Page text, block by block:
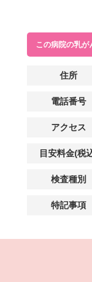
この病院の乳が
住所
電話番号
アクセス
目安料金(税
検査種別
特記事項